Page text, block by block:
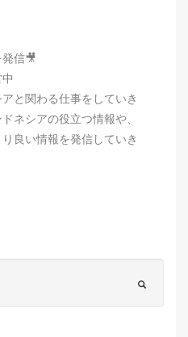
信🎥
と関わる仕事をしていき
ネシアの役立つ情報や、
良い情報を発信していき